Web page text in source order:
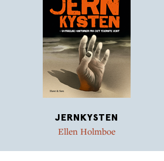
JERNKYSTEN
Ellen Holmboe